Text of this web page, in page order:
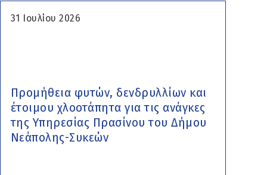
31 Ιουλίου 2026
Προμήθεια φυτών, δενδρυλλίων και
έτοιμου χλοοτάπητα για τις ανάγκες
της Υπηρεσίας Πρασίνου του Δήμου
Νεάπολης-Συκεών